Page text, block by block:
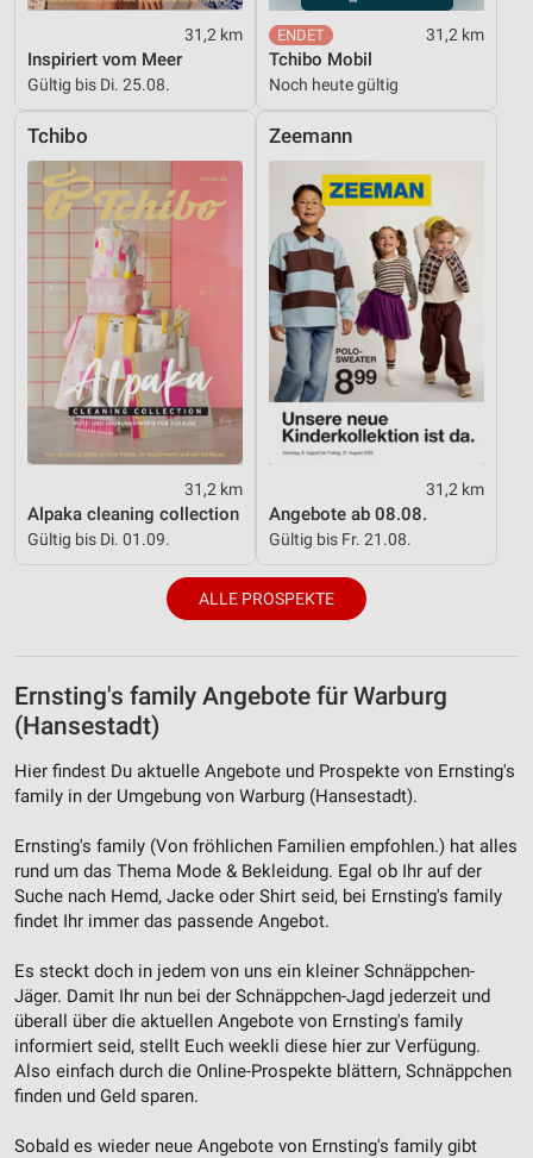
31,2 km
Inspiriert vom Meer
Gültig bis Di. 25.08.
31,2 km
Tchibo Mobil
Noch heute gültig
Tchibo
31,2 km
Alpaka cleaning collection
Gültig bis Di. 01.09.
Zeemann
31,2 km
Angebote ab 08.08.
Gültig bis Fr. 21.08.
ALLE PROSPEKTE
Ernsting's family Angebote für Warburg
(Hansestadt)
Hier findest Du aktuelle Angebote und Prospekte von Ernsting's
family in der Umgebung von Warburg (Hansestadt).
Ernsting's family (Von fröhlichen Familien empfohlen.) hat alles
rund um das Thema Mode & Bekleidung. Egal ob Ihr auf der
Suche nach Hemd, Jacke oder Shirt seid, bei Ernsting's family
findet Ihr immer das passende Angebot.
Es steckt doch in jedem von uns ein kleiner Schnäppchen-
Jäger. Damit Ihr nun bei der Schnäppchen-Jagd jederzeit und
überall über die aktuellen Angebote von Ernsting's family
informiert seid, stellt Euch weekli diese hier zur Verfügung.
Also einfach durch die Online-Prospekte blättern, Schnäppchen
finden und Geld sparen.
Sobald es wieder neue Angebote von Ernsting's family gibt
Verwendung genauer Standortdaten
Informationen identifizieren
Nicht-IAB-Verarbeitungszwecke:
Notwendig
Performance
Funktional
Werbung